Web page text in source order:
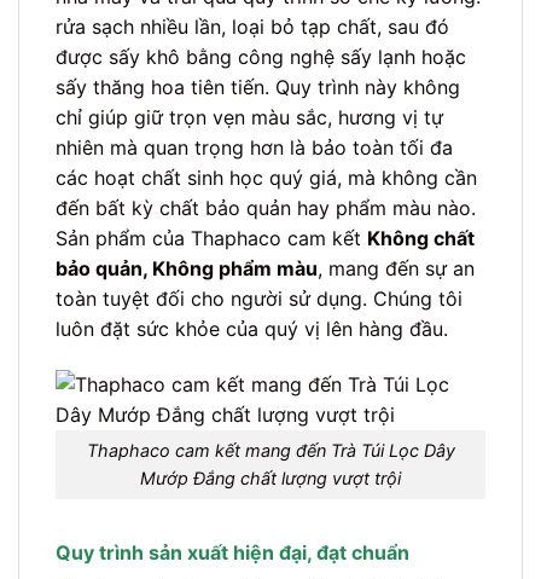
rửa sạch nhiều lần, loại bỏ tạp chất, sau đó
được sấy khô bằng công nghệ sấy lạnh hoặc
sấy thăng hoa tiên tiến. Quy trình này không
chỉ giúp giữ trọn vẹn màu sắc, hương vị tự
nhiên mà quan trọng hơn là bảo toàn tối đa
các hoạt chất sinh học quý giá, mà không cần
đến bất kỳ chất bảo quản hay phẩm màu nào.
Sản phẩm của Thaphaco cam kết Không chất
bảo quản, Không phẩm màu, mang đến sự an
toàn tuyệt đối cho người sử dụng. Chúng tôi
luôn đặt sức khỏe của quý vị lên hàng đầu.
Thaphaco cam kết mang đến Trà Túi Lọc Dây
Mướp Đắng chất lượng vượt trội
Quy trình sản xuất hiện đại, đạt chuẩn